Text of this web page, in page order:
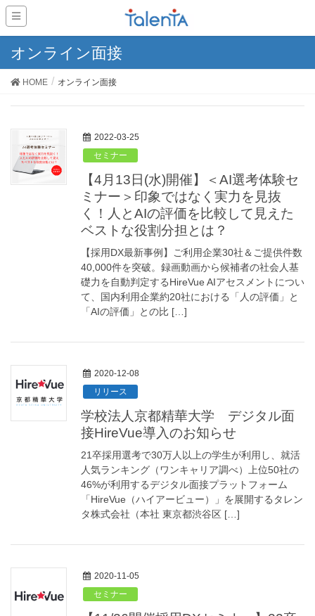
オンライン面接
HOME オンライン面接
2022-03-25
セミナー
【4月13日(水)開催】＜AI選考体験セ
ミナー＞印象ではなく実力を見抜
く！人とAIの評価を比較して見えた
ベストな役割分担とは？
【採用DX最新事例】ご利用企業30社＆ご提供件数
40,000件を突破。録画動画から候補者の社会人基
礎力を自動判定するHireVue AIアセスメントについ
て、国内利用企業約20社における「人の評価」と
「AIの評価」との比 […]
2020-12-08
リリース
学校法人京都精華大学 デジタル面
接HireVue導入のお知らせ
21卒採用選考で30万人以上の学生が利用し、就活
人気ランキング（ワンキャリア調べ）上位50社の
46%が利用するデジタル面接プラットフォーム
「HireVue（ハイアービュー）」を展開するタレン
タ株式会社（本社 東京都渋谷区 […]
2020-11-05
セミナー